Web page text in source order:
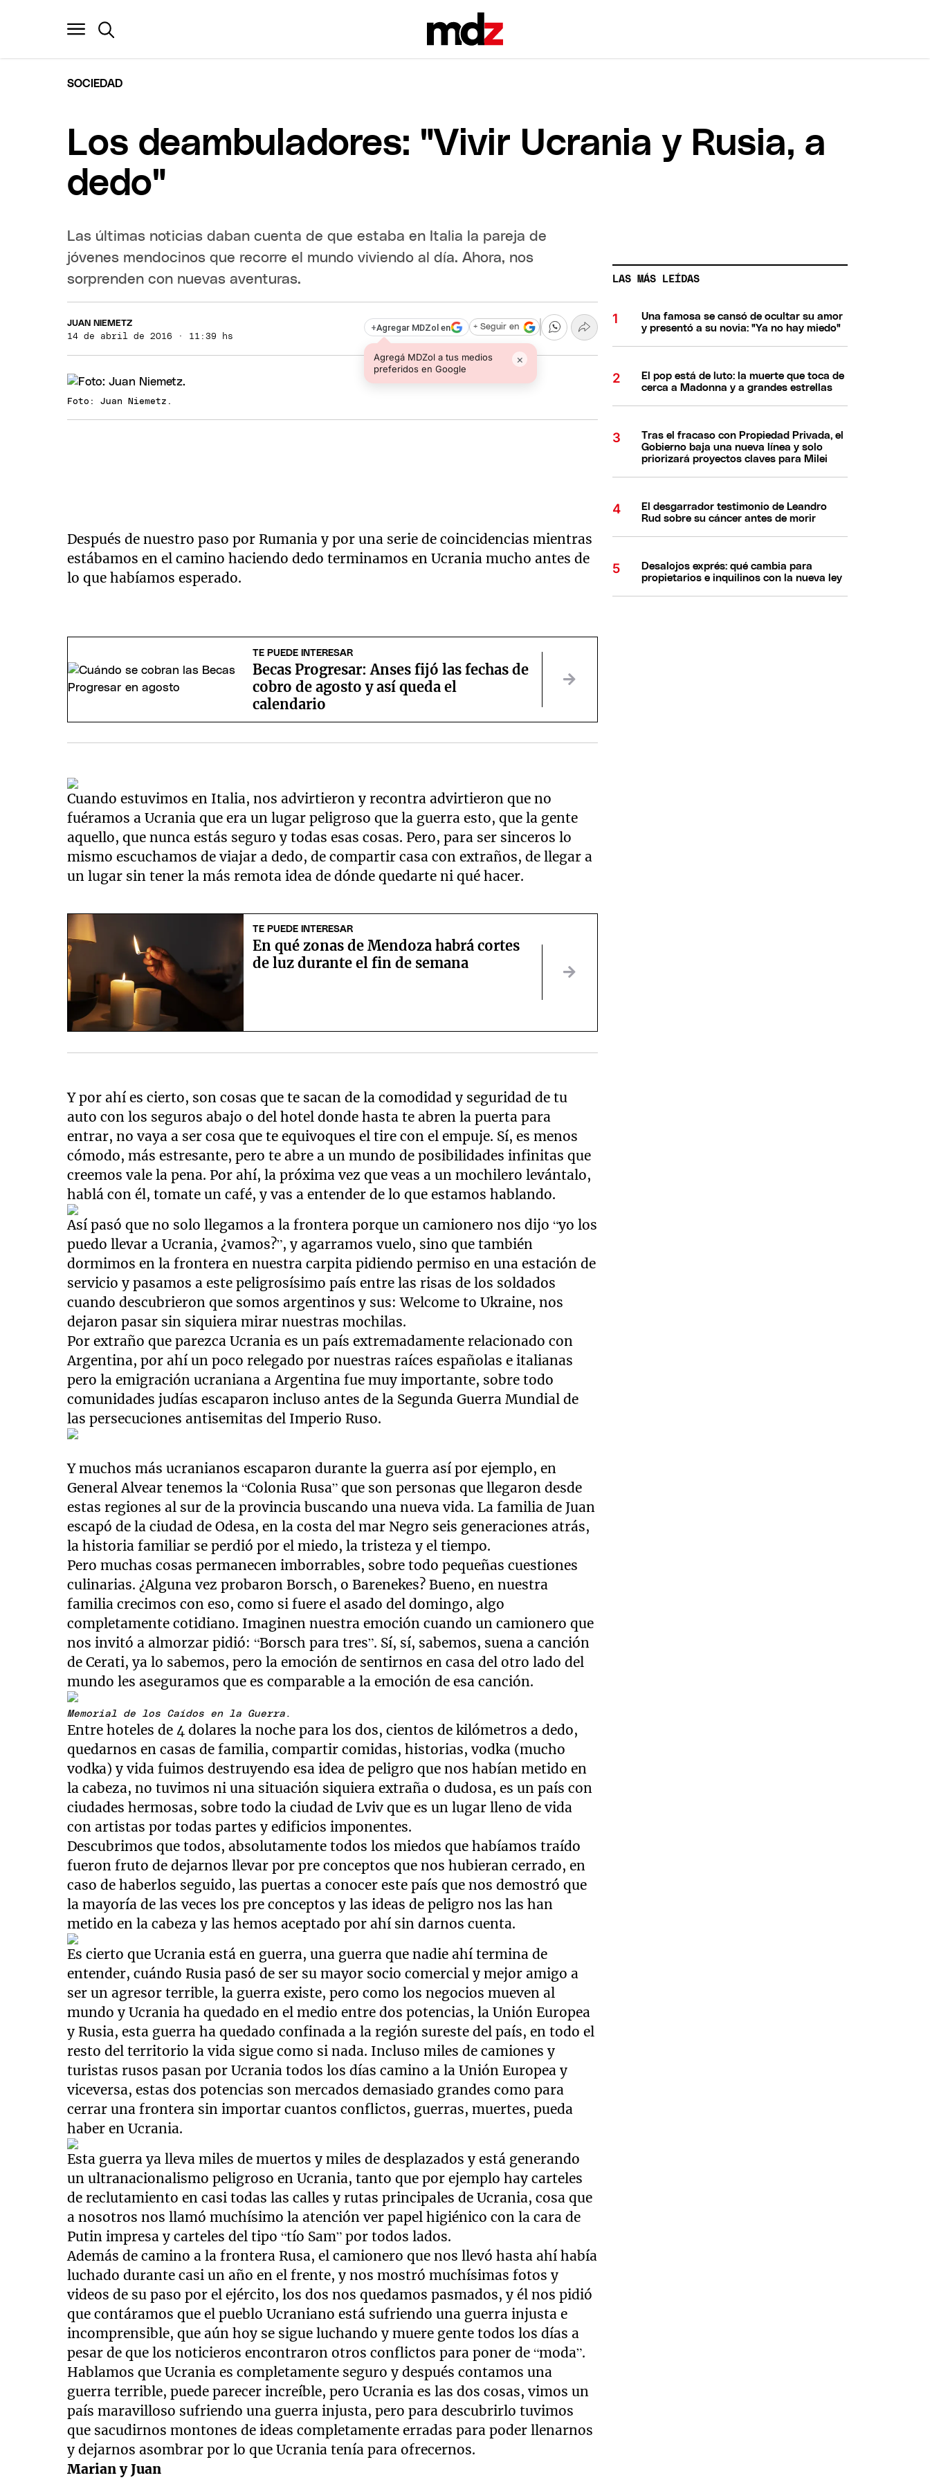
SOCIEDAD
Los deambuladores: "Vivir Ucrania y Rusia, a
dedo"
Las últimas noticias daban cuenta de que estaba en Italia la pareja de
jóvenes mendocinos que recorre el mundo viviendo al día. Ahora, nos
sorprenden con nuevas aventuras.
JUAN NIEMETZ
14 de abril de 2016 · 11:39 hs
+Agregar MDZol en
Agregá MDZol a tus medios
preferidos en Google
×
+ Seguir en
Foto: Juan Niemetz.
Después de nuestro paso por Rumania y por una serie de coincidencias mientras
estábamos en el camino haciendo dedo terminamos en Ucrania mucho antes de
lo que habíamos esperado.
TE PUEDE INTERESAR
Becas Progresar: Anses fijó las fechas de
cobro de agosto y así queda el
calendario
Cuando estuvimos en Italia, nos advirtieron y recontra advirtieron que no
fuéramos a Ucrania que era un lugar peligroso que la guerra esto, que la gente
aquello, que nunca estás seguro y todas esas cosas. Pero, para ser sinceros lo
mismo escuchamos de viajar a dedo, de compartir casa con extraños, de llegar a
un lugar sin tener la más remota idea de dónde quedarte ni qué hacer.
TE PUEDE INTERESAR
En qué zonas de Mendoza habrá cortes
de luz durante el fin de semana
Y por ahí es cierto, son cosas que te sacan de la comodidad y seguridad de tu
auto con los seguros abajo o del hotel donde hasta te abren la puerta para
entrar, no vaya a ser cosa que te equivoques el tire con el empuje. Sí, es menos
cómodo, más estresante, pero te abre a un mundo de posibilidades infinitas que
creemos vale la pena. Por ahí, la próxima vez que veas a un mochilero levántalo,
hablá con él, tomate un café, y vas a entender de lo que estamos hablando.
Así pasó que no solo llegamos a la frontera porque un camionero nos dijo “yo los
puedo llevar a Ucrania, ¿vamos?”, y agarramos vuelo, sino que también
dormimos en la frontera en nuestra carpita pidiendo permiso en una estación de
servicio y pasamos a este peligrosísimo país entre las risas de los soldados
cuando descubrieron que somos argentinos y sus: Welcome to Ukraine, nos
dejaron pasar sin siquiera mirar nuestras mochilas.
Por extraño que parezca Ucrania es un país extremadamente relacionado con
Argentina, por ahí un poco relegado por nuestras raíces españolas e italianas
pero la emigración ucraniana a Argentina fue muy importante, sobre todo
comunidades judías escaparon incluso antes de la Segunda Guerra Mundial de
las persecuciones antisemitas del Imperio Ruso.
Y muchos más ucranianos escaparon durante la guerra así por ejemplo, en
General Alvear tenemos la “Colonia Rusa” que son personas que llegaron desde
estas regiones al sur de la provincia buscando una nueva vida. La familia de Juan
escapó de la ciudad de Odesa, en la costa del mar Negro seis generaciones atrás,
la historia familiar se perdió por el miedo, la tristeza y el tiempo.
Pero muchas cosas permanecen imborrables, sobre todo pequeñas cuestiones
culinarias. ¿Alguna vez probaron Borsch, o Barenekes? Bueno, en nuestra
familia crecimos con eso, como si fuere el asado del domingo, algo
completamente cotidiano. Imaginen nuestra emoción cuando un camionero que
nos invitó a almorzar pidió: “Borsch para tres”. Sí, sí, sabemos, suena a canción
de Cerati, ya lo sabemos, pero la emoción de sentirnos en casa del otro lado del
mundo les aseguramos que es comparable a la emoción de esa canción.
Memorial de los Caídos en la Guerra .
Entre hoteles de 4 dolares la noche para los dos, cientos de kilómetros a dedo,
quedarnos en casas de familia, compartir comidas, historias, vodka (mucho
vodka) y vida fuimos destruyendo esa idea de peligro que nos habían metido en
la cabeza, no tuvimos ni una situación siquiera extraña o dudosa, es un país con
ciudades hermosas, sobre todo la ciudad de Lviv que es un lugar lleno de vida
con artistas por todas partes y edificios imponentes.
Descubrimos que todos, absolutamente todos los miedos que habíamos traído
fueron fruto de dejarnos llevar por pre conceptos que nos hubieran cerrado, en
caso de haberlos seguido, las puertas a conocer este país que nos demostró que
la mayoría de las veces los pre conceptos y las ideas de peligro nos las han
metido en la cabeza y las hemos aceptado por ahí sin darnos cuenta.
Es cierto que Ucrania está en guerra, una guerra que nadie ahí termina de
entender, cuándo Rusia pasó de ser su mayor socio comercial y mejor amigo a
ser un agresor terrible, la guerra existe, pero como los negocios mueven al
mundo y Ucrania ha quedado en el medio entre dos potencias, la Unión Europea
y Rusia, esta guerra ha quedado confinada a la región sureste del país, en todo el
resto del territorio la vida sigue como si nada. Incluso miles de camiones y
turistas rusos pasan por Ucrania todos los días camino a la Unión Europea y
viceversa, estas dos potencias son mercados demasiado grandes como para
cerrar una frontera sin importar cuantos conflictos, guerras, muertes, pueda
haber en Ucrania.
Esta guerra ya lleva miles de muertos y miles de desplazados y está generando
un ultranacionalismo peligroso en Ucrania, tanto que por ejemplo hay carteles
de reclutamiento en casi todas las calles y rutas principales de Ucrania, cosa que
a nosotros nos llamó muchísimo la atención ver papel higiénico con la cara de
Putin impresa y carteles del tipo “tío Sam” por todos lados.
Además de camino a la frontera Rusa, el camionero que nos llevó hasta ahí había
luchado durante casi un año en el frente, y nos mostró muchísimas fotos y
videos de su paso por el ejército, los dos nos quedamos pasmados, y él nos pidió
que contáramos que el pueblo Ucraniano está sufriendo una guerra injusta e
incomprensible, que aún hoy se sigue luchando y muere gente todos los días a
pesar de que los noticieros encontraron otros conflictos para poner de “moda”.
Hablamos que Ucrania es completamente seguro y después contamos una
guerra terrible, puede parecer increíble, pero Ucrania es las dos cosas, vimos un
país maravilloso sufriendo una guerra injusta, pero para descubrirlo tuvimos
que sacudirnos montones de ideas completamente erradas para poder llenarnos
y dejarnos asombrar por lo que Ucrania tenía para ofrecernos.
Marian y Juan
LAS MÁS LEÍDAS
Una famosa se cansó de ocultar su amor
y presentó a su novia: "Ya no hay miedo"
El pop está de luto: la muerte que toca de
cerca a Madonna y a grandes estrellas
Tras el fracaso con Propiedad Privada, el
Gobierno baja una nueva línea y solo
priorizará proyectos claves para Milei
El desgarrador testimonio de Leandro
Rud sobre su cáncer antes de morir
Desalojos exprés: qué cambia para
propietarios e inquilinos con la nueva ley